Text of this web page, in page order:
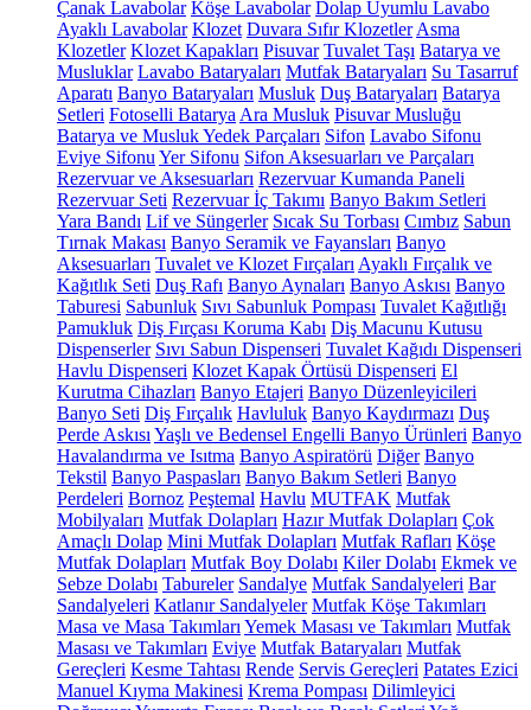
Çanak Lavabolar Köşe Lavabolar Dolap Uyumlu Lavabo
Ayaklı Lavabolar Klozet Duvara Sıfır Klozetler Asma
Klozetler Klozet Kapakları Pisuvar Tuvalet Taşı Batarya ve
Musluklar Lavabo Bataryaları Mutfak Bataryaları Su Tasarruf
Aparatı Banyo Bataryaları Musluk Duş Bataryaları Batarya
Setleri Fotoselli Batarya Ara Musluk Pisuvar Musluğu
Batarya ve Musluk Yedek Parçaları Sifon Lavabo Sifonu
Eviye Sifonu Yer Sifonu Sifon Aksesuarları ve Parçaları
Rezervuar ve Aksesuarları Rezervuar Kumanda Paneli
Rezervuar Seti Rezervuar İç Takımı Banyo Bakım Setleri
Yara Bandı Lif ve Süngerler Sıcak Su Torbası Cımbız Sabun
Tırnak Makası Banyo Seramik ve Fayansları Banyo
Aksesuarları Tuvalet ve Klozet Fırçaları Ayaklı Fırçalık ve
Kağıtlık Seti Duş Rafı Banyo Aynaları Banyo Askısı Banyo
Taburesi Sabunluk Sıvı Sabunluk Pompası Tuvalet Kağıtlığı
Pamukluk Diş Fırçası Koruma Kabı Diş Macunu Kutusu
Dispenserler Sıvı Sabun Dispenseri Tuvalet Kağıdı Dispenseri
Havlu Dispenseri Klozet Kapak Örtüsü Dispenseri El
Kurutma Cihazları Banyo Etajeri Banyo Düzenleyicileri
Banyo Seti Diş Fırçalık Havluluk Banyo Kaydırmazı Duş
Perde Askısı Yaşlı ve Bedensel Engelli Banyo Ürünleri Banyo
Havalandırma ve Isıtma Banyo Aspiratörü Diğer Banyo
Tekstil Banyo Paspasları Banyo Bakım Setleri Banyo
Perdeleri Bornoz Peştemal Havlu MUTFAK Mutfak
Mobilyaları Mutfak Dolapları Hazır Mutfak Dolapları Çok
Amaçlı Dolap Mini Mutfak Dolapları Mutfak Rafları Köşe
Mutfak Dolapları Mutfak Boy Dolabı Kiler Dolabı Ekmek ve
Sebze Dolabı Tabureler Sandalye Mutfak Sandalyeleri Bar
Sandalyeleri Katlanır Sandalyeler Mutfak Köşe Takımları
Masa ve Masa Takımları Yemek Masası ve Takımları Mutfak
Masası ve Takımları Eviye Mutfak Bataryaları Mutfak
Gereçleri Kesme Tahtası Rende Servis Gereçleri Patates Ezici
Manuel Kıyma Makinesi Krema Pompası Dilimleyici